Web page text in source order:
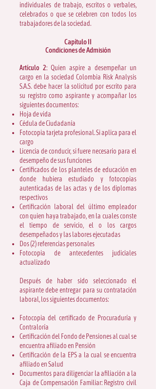
individuales de trabajo, escritos o verbales,
celebrados o que se celebren con todos los
trabajadores de la sociedad.
Capítulo II
Condiciones de Admisión
Artículo 2:Quien aspire a desempeñar un
cargo en la sociedad Colombia Risk Analysis
S.A.S. debe hacer la solicitud por escrito para
su registro como aspirante y acompañar los
siguientes documentos:
Hoja de vida
Cédula de Ciudadanía
Fotocopia tarjeta profesional. Si aplica para el
cargo
Licencia de conducir, si fuere necesario para el
desempeño de sus funciones
Certificados de los planteles de educación en
donde hubiera estudiado y fotocopias
autenticadas de las actas y de los diplomas
respectivos
Certificación laboral del último empleador
con quien haya trabajado, en la cuales conste
el tiempo de servicio, el o los cargos
desempeñados y las labores ejecutadas
Dos (2) referencias personales
Fotocopia de antecedentes judiciales
actualizado
Después de haber sido seleccionado el
aspirante debe entregar para su contratación
laboral, los siguientes documentos:
Fotocopia del certificado de Procuraduría y
Contraloría
Certificación del Fondo de Pensiones al cual se
encuentra afiliado en Pensión
Certificación de la EPS a la cual se encuentra
afiliado en Salud
Documentos para diligenciar la afiliación a la
Caja de Compensación Familiar: Registro civil